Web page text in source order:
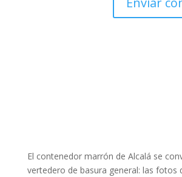
El contenedor marrón de Alcalá se
vertedero de basura general: las fotos